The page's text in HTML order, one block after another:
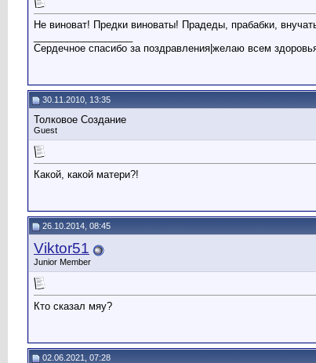
Не виноват! Предки виноваты! Прадеды, прабабки,
Сердечное спасибо за поздравления|желаю всем
30.11.2010, 13:35
Толковое Создание
Guest
Какой, какой матери?!
26.10.2014, 08:45
Viktor51
Junior Member
Кто сказал мяу?
02.06.2021, 07:28